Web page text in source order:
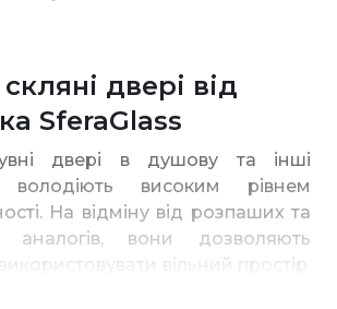
двері від
SferaGlass
двері в душову та інші
володіють високим рівнем
На відміну від розпаших та
аналогів, вони дозволяють
вільний простір.